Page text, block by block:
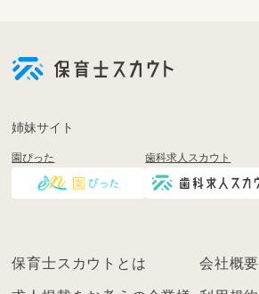
登
く
ン
姉妹サイト
園ぴった 歯科求人スカウト
保育士スカウトとは 会社概要